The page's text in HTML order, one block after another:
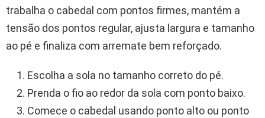
trabalha o cabedal com pontos firmes, mantém a
tensão dos pontos regular, ajusta largura e tamanho
ao pé e finaliza com arremate bem reforçado.
Escolha a sola no tamanho correto do pé.
Prenda o fio ao redor da sola com ponto baixo.
Comece o cabedal usando ponto alto ou ponto